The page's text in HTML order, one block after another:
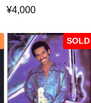
¥4,000
SOLD